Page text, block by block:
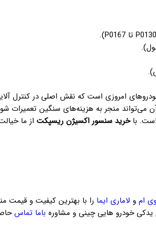
امروزی است که نقش اصلی در کنترل
منجر به هزینه‌های سنگین تعمیرات
باخرید سنسور اکسیژن ریسپکت از ما
ام و لاماری ایما را با بهترین کیفیت و قیمت
یدکی خودرو هایی چینی و مشاوره باما تماس